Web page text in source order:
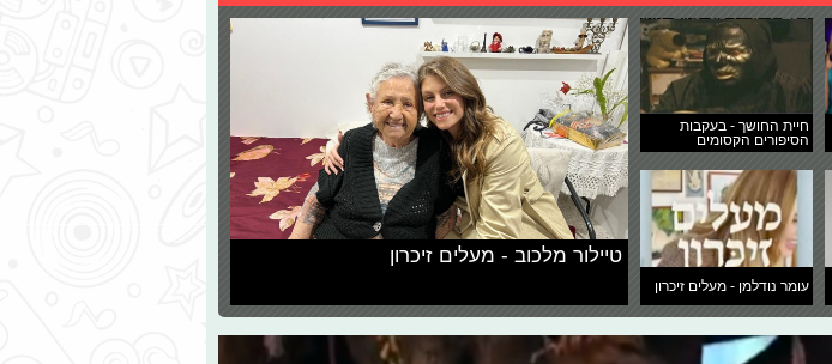
חיית החושך - בעקבות
הסיפורים הקסומים
עומר נודלמן - מעלים זיכרון
טיילור מלכוב - מעלים זיכרון